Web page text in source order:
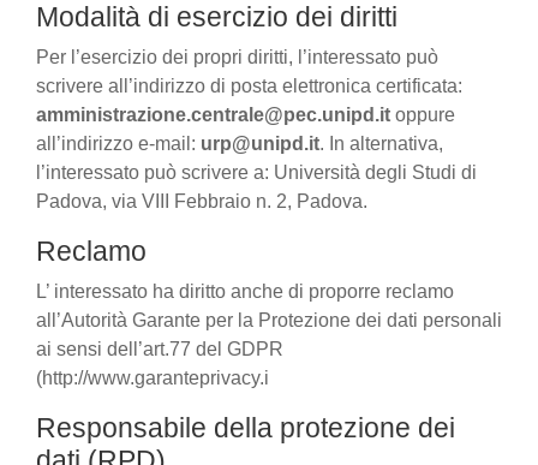
Modalità di esercizio dei diritti
Per l’esercizio dei propri diritti, l’interessato può
scrivere all’indirizzo di posta elettronica certificata:
amministrazione.centrale@pec.unipd.it oppure
all’indirizzo e-mail: urp@unipd.it. In alternativa,
l’interessato può scrivere a: Università degli Studi di
Padova, via VIII Febbraio n. 2, Padova.
Reclamo
L’ interessato ha diritto anche di proporre reclamo
all’Autorità Garante per la Protezione dei dati personali
ai sensi dell’art.77 del GDPR
(http://www.garanteprivacy.i
Responsabile della protezione dei